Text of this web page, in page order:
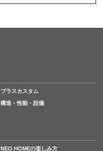
プラスカスタム
構造・性能・設備
NEO HOMEの楽しみ方